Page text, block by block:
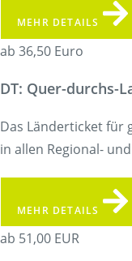
MEHR DETAILS
ab 36,50 Euro
DT: Quer-durchs-
Das Länderticket für
in allen Regional-
MEHR DETAILS
ab 51,00 EUR